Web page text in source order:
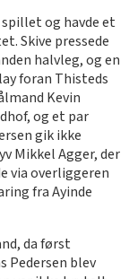
og havde et
Skive pressede
halvleg, og en
foran Thisteds
Kevin
og et par
gik ikke
Mikkel Agger, der
via overliggeren
fra Ayinde
da først
Pedersen blev